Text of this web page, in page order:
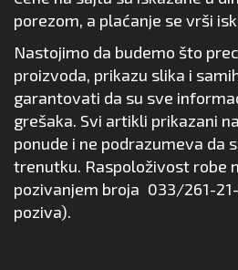
porezom, a plaćanje se vrši
Nastojimo da budemo što
proizvoda, prikazu slika i
garantovati da su sve
grešaka. Svi artikli prikazani
ponude i ne podrazumeva da
trenutku. Raspoloživost robe
pozivanjem broja 033/261-
poziva).